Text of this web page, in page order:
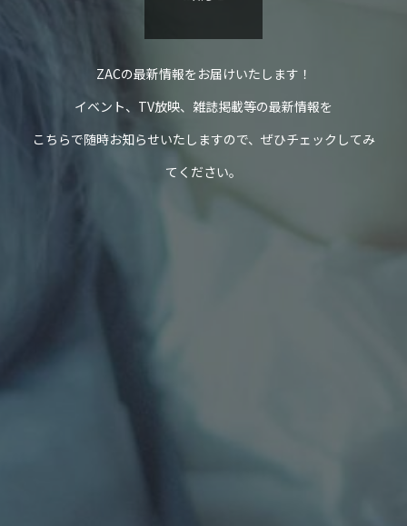
ZACの最新情報をお届けいたします！
イベント、TV放映、雑誌掲載等の最新情報を
こちらで随時お知らせいたしますので、ぜひチェックしてみ
てください。